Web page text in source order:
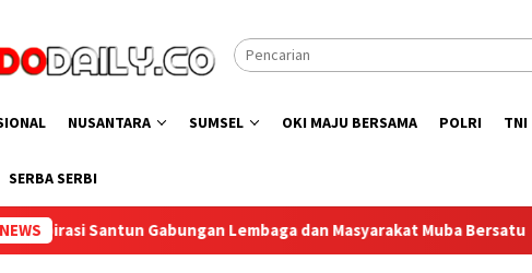
NUSANTARA SUMSEL OKI MAJU BERSAMA POLRI TNI
SERBA SERBI
dan Masyarakat Muba Bersatu Lapas Muara Enim